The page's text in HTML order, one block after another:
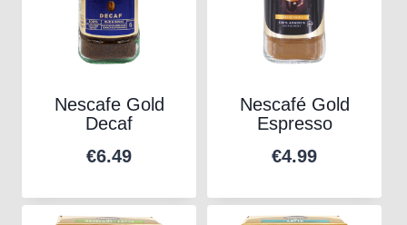
Nescafe Gold
Decaf
€6.49
Nescafé Gold
Espresso
€4.99